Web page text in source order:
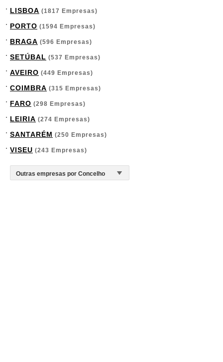
LISBOA (1817 Empresas)
PORTO (1594 Empresas)
BRAGA (596 Empresas)
SETÚBAL (537 Empresas)
AVEIRO (449 Empresas)
COIMBRA (315 Empresas)
FARO (298 Empresas)
LEIRIA (274 Empresas)
SANTARÉM (250 Empresas)
VISEU (243 Empresas)